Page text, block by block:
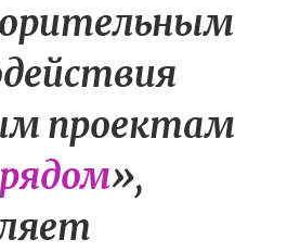
проектам
рядом»,